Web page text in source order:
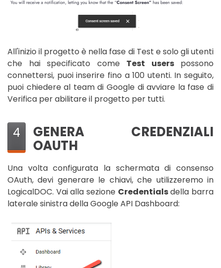
All'inizio il progetto è nella fase di Test e solo gli utenti
che hai specificato come Test userspossono
connettersi, puoi inserire fino a 100 utenti. In seguito,
puoi chiedere al team di Google di avviare la fase di
Verifica per abilitare il progetto per tutti.
4 GENERA CREDENZIALI
OAUTH
Una volta configurata la schermata di consenso
OAuth, devi generare le chiavi, che utilizzeremo in
LogicalDOC. Vai alla sezione Credentialsdella barra
laterale sinistra della Google API Dashboard: